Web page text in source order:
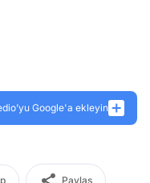
Google'a ekleyin
Paylaş